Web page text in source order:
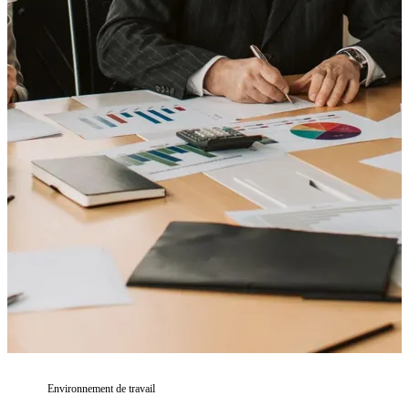
Environnement de travail